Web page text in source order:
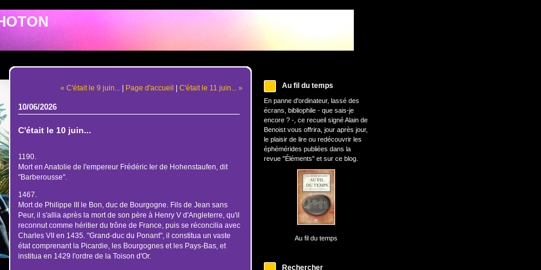
Au fil du temps
En panne d'ordinateur, lassé des
écrans, bibliophile - que sais-je
encore ? -, ce recueil signé Alain de
Benoist vous offrira, jour après jour,
le plaisir de lire ou redécouvrir les
éphémérides publiées dans la
revue "Éléments" et sur ce blog.
Au fil du temps
Rechercher
« C'était le 9 juin... | Page d'accueil |C'était le 11 juin... »
10/06/2026
C'était le 10 juin...
1190.
Mort en Anatolie de l'empereur Frédéric Ier de Hohenstaufen, dit
"Barberousse".
1467.
Mort de Philippe III le Bon, duc de Bourgogne. Fils de Jean sans
Peur, il s'allia après la mort de son père à Henry V d'Angleterre, qu'il
reconnut comme héritier du trône de France, puis se réconcilia avec
Charles VII en 1435. "Grand-duc du Ponant", il constitua un vaste
état comprenant la Picardie, les Bourgognes et les Pays-Bas, et
institua en 1429 l'ordre de la Toison d'Or.